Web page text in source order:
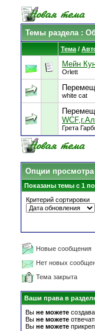
Темы раздела:
Тема /
Мейн
Orlett
white cat
Грета
Опции просмотра
Показаны темы с 1 по
Критерий сортировки
Новые сообщения
Нет новых
Тема закрыта
Ваши права в
Вы не можете
Вы не можете
Вы не можете